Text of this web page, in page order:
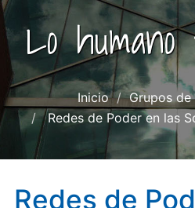
Lo
Inicio
Grupos
Redes de Poder en las
Redes de